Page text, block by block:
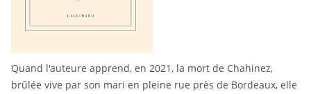
Quand l'auteure apprend, en 2021, la mort de Chahinez,
brûlée vive par son mari en pleine rue près de Bordeaux, elle